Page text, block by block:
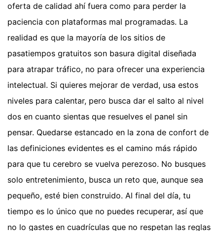
oferta de calidad ahí fuera como para perder la
paciencia con plataformas mal programadas. La
realidad es que la mayoría de los sitios de
pasatiempos gratuitos son basura digital diseñada
para atrapar tráfico, no para ofrecer una experiencia
intelectual. Si quieres mejorar de verdad, usa estos
niveles para calentar, pero busca dar el salto al nivel
dos en cuanto sientas que resuelves el panel sin
pensar. Quedarse estancado en la zona de confort de
las definiciones evidentes es el camino más rápido
para que tu cerebro se vuelva perezoso. No busques
solo entretenimiento, busca un reto que, aunque sea
pequeño, esté bien construido. Al final del día, tu
tiempo es lo único que no puedes recuperar, así que
no lo gastes en cuadrículas que no respetan las reglas